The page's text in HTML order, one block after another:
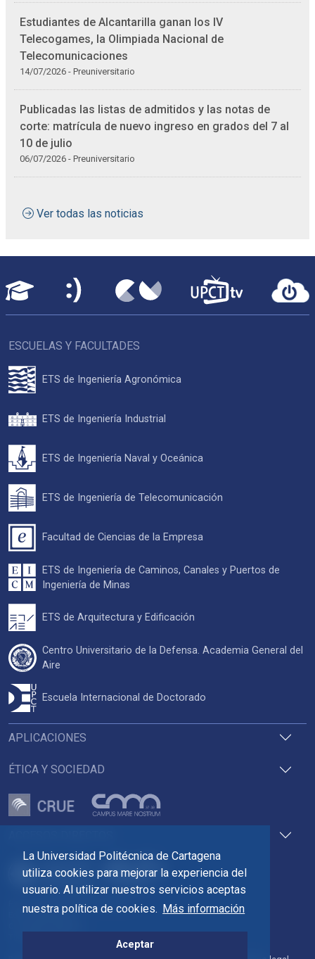
La Universidad Politécnica de Cartagena
utiliza cookies para mejorar la experiencia del
usuario. Al utilizar nuestros servicios aceptas
nuestra política de cookies. Más información
Aceptar
Estudiantes de Alcantarilla ganan los IV
Telecogames, la Olimpiada Nacional de
Telecomunicaciones
14/07/2026 - Preuniversitario
Publicadas las listas de admitidos y las notas de
corte: matrícula de nuevo ingreso en grados del 7 al
10 de julio
06/07/2026 - Preuniversitario
Ver todas las noticias
Pza. del Cronista Isidoro Valverde
Edif. La Milagrosa
APLICACIONES
ÉTICA Y SOCIEDAD
ESCUELAS Y FACULTADES
ETS de Ingeniería Agronómica
ETS de Ingeniería Industrial
ETS de Ingeniería Naval y Oceánica
ETS de Ingeniería de Telecomunicación
Facultad de Ciencias de la Empresa
ETS de Ingeniería de Caminos, Canales y Puertos de
Ingeniería de Minas
ETS de Arquitectura y Edificación
Centro Universitario de la Defensa. Academia General del
Aire
Escuela Internacional de Doctorado